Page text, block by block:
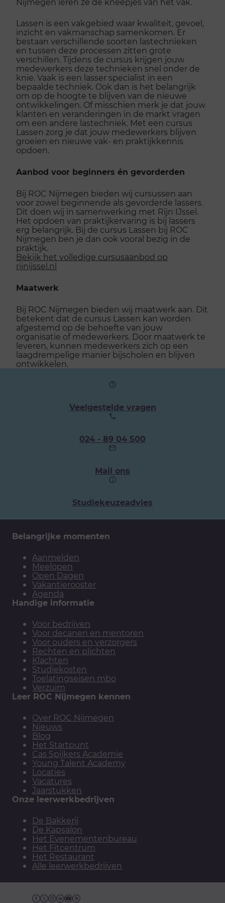
Lassen is een vakgebied waar kwaliteit, gevoel,
inzicht en vakmanschap samenkomen. Er
bestaan verschillende soorten lastechnieken
en tussen deze processen zitten grote
verschillen. Tijdens de cursus krijgen jouw
medewerkers deze technieken snel onder de
knie. Vaak is een lasser specialist in een
bepaalde techniek. Ook dan is het belangrijk
om op de hoogte te blijven van de nieuwe
ontwikkelingen. Of misschien merk je dat jouw
klanten en veranderingen in de markt vragen
om een andere lastechniek. Met een cursus
Lassen zorg je dat jouw medewerkers blijven
groeien en nieuwe vak- en praktijkkennis
opdoen.
Aanbod voor beginners én gevorderden
Bij ROC Nijmegen bieden wij cursussen aan
voor zowel beginnende als gevorderde lassers.
Dit doen wij in samenwerking met Rijn IJssel.
Het opdoen van praktijkervaring is bij lassers
erg belangrijk. Bij de cursus Lassen bij ROC
Nijmegen ben je dan ook vooral bezig in de
praktijk.
Bekijk het volledige cursusaanbod op
rijnijssel.nl
Maatwerk
Bij ROC Nijmegen bieden wij maatwerk aan. Dit
betekent dat de cursus Lassen kan worden
afgestemd op de behoefte van jouw
organisatie of medewerkers. Door maatwerk te
leveren, kunnen medewerkers zich op een
laagdrempelige manier bijscholen en blijven
ontwikkelen.
Veelgestelde vragen
Ons
telefoonnummer:
024 - 89 04 500
Mail ons
Studiekeuzeadvies
Belangrijke momenten
Aanmelden
Meelopen
Open Dagen
Vakantierooster
Agenda
Handige informatie
Voor bedrijven
Voor decanen en mentoren
Voor ouders en verzorgers
Rechten en plichten
Klachten
Studiekosten
Toelatingseisen mbo
Verzuim
Leer ROC Nijmegen kennen
Over ROC Nijmegen
Nieuws
Blog
Het Startpunt
Cas Spijkers Academie
Young Talent Academy
Locaties
Vacatures
Jaarstukken
Onze leerwerkbedrijven
De Bakkerij
De Kapsalon
Het Evenementenbureau
Het Fitcentrum
Het Restaurant
Alle leerwerkbedrijven
Facebook
Twitter
Instagram
Linkedin
YouTube
RSS